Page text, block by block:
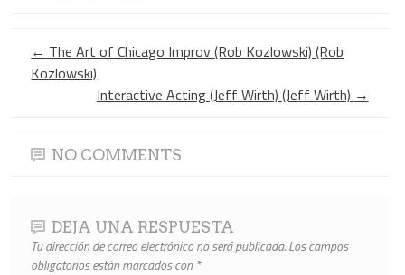
← The Art of Chicago Improv (Rob Kozlowski) (Rob
Kozlowski)
Interactive Acting (Jeff Wirth) (Jeff Wirth) →
NO COMMENTS
DEJA UNA RESPUESTA
Tu dirección de correo electrónico no será publicada.Los campos
obligatorios están marcados con *